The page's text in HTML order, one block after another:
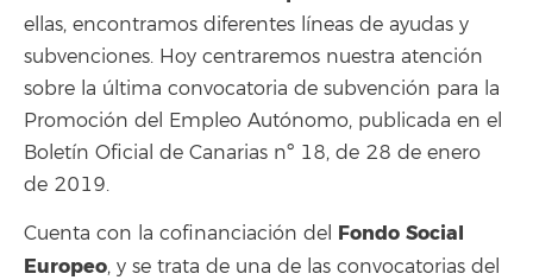
ellas, encontramos diferentes líneas de ayudas y
subvenciones. Hoy centraremos nuestra atención
sobre la última convocatoria de subvención para la
Promoción del Empleo Autónomo, publicada en el
Boletín Oficial de Canarias nº 18, de 28 de enero
de 2019.
Cuenta con la cofinanciación del Fondo Social
Europeo, y se trata de una de las convocatorias del